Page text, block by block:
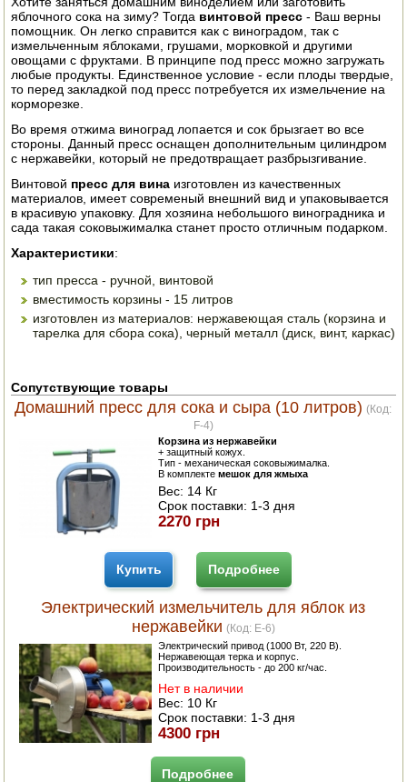
ЭЛЕКТРО ШАШЛЫЧНИЦЫ
СОКОВЫЖИМАЛКИ
СУШИЛКИ ПРОДУКТОВ
СОКОВАРКИ
ТОВАРЫ ДЛЯ ЗИМЫ
ДЛЯ ФЕРМЕРА
ДОИЛЬНЫЕ АППАРАТЫ
СРЕДСТВА ОТ ВРЕДИТЕЛЕЙ
ПОСУДА ДЛЯ КУХНИ
ДУШ ДЛЯ ДАЧИ И ДОМА
МАНГАЛЫ, КОПТИЛЬНИ
ОРЕХОКОЛЫ
яблочного сока на зиму? Тогда винтовой пресс - Ваш верны
помощник. Он легко справится как с виноградом, так с
измельченным яблоками, грушами, морковкой и другими
овощами с фруктами. В принципе под пресс можно загружать
любые продукты. Единственное условие - если плоды твердые,
то перед закладкой под пресс потребуется их измельчение на
корморезке.
Во время отжима виноград лопается и сок брызгает во все
стороны. Данный пресс оснащен дополнительным цилиндром
с нержавейки, который не предотвращает разбрызгивание.
Винтовой пресс для вина изготовлен из качественных
материалов, имеет современый внешний вид и упаковывается
в красивую упаковку. Для хозяина небольшого виноградника и
сада такая соковыжималка станет просто отличным подарком.
Характеристики:
тип пресса - ручной, винтовой
вместимость корзины - 15 литров
изготовлен из материалов: нержавеющая сталь (корзина и
тарелка для сбора сока), черный металл (диск, винт, каркас)
Сопутствующие товары
Домашний пресс для сока и сыра (10 литров) (Код:
F-4)
Корзина из нержавейки
+ защитный кожух.
Тип - механическая соковыжималка.
В комплектемешок для жмыха
Вес: 14 Кг
Срок поставки: 1-3 дня
2270 грн
Купить Подробнее
Электрический измельчитель для яблок из
нержавейки (Код: E-6)
Электрический привод (1000 Вт, 220 В).
Нержавеющая терка и корпус.
Производительность - до 200 кг/час.
Нет в наличии
Вес: 10 Кг
Срок поставки: 1-3 дня
4300 грн
Подробнее